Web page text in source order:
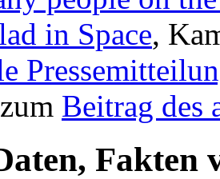
in Space,
Beitrag des
Fakten